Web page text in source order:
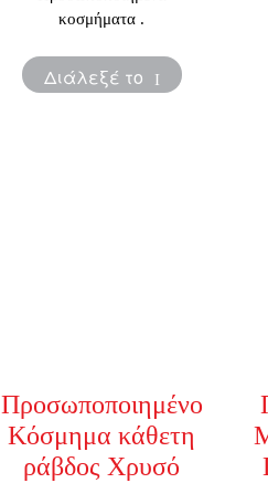
κοσμήματα .
Διάλεξέ το
Προσωποποιημένο
Κόσμημα κάθετη
ράβδος Χρυσό